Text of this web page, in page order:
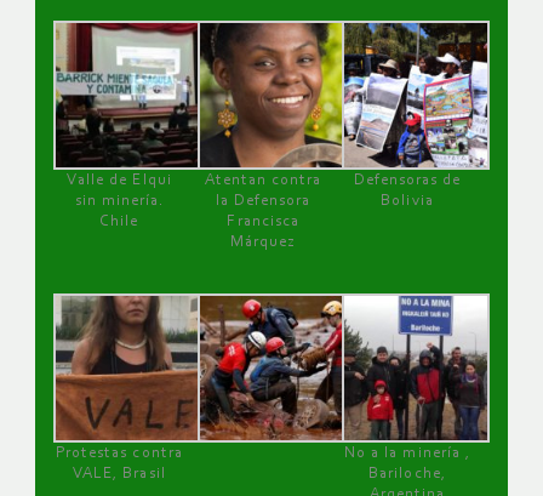
Valle de Elqui
sin minería.
Chile
Atentan contra
la Defensora
Francisca
Márquez
Defensoras de
Bolivia
Protestas contra
VALE, Brasil
No a la minería ,
Bariloche,